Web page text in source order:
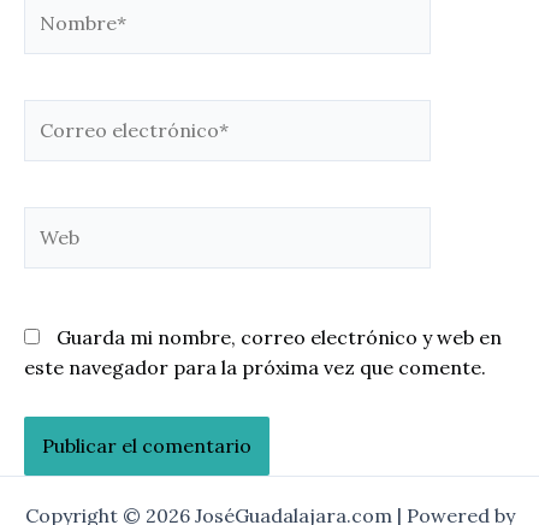
electrónico*
Guarda mi nombre, correo electrónico y web en
este navegador para la próxima vez que comente.
Copyright © 2026 JoséGuadalajara.com | Powered by